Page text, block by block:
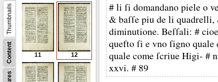
Content
Thumbnails
11 12
# li ſi domandano piele o
& baſſe piu de li
diminutione. Beſſali: #
quefto ſi e vno ſigno
quale come ſcriue Higi- #
xxvi. # 89